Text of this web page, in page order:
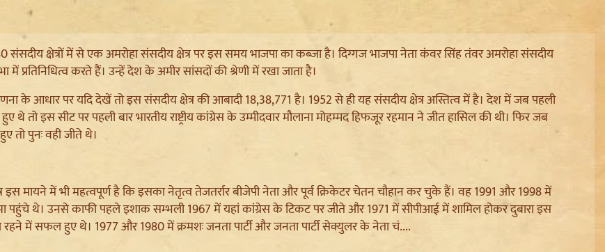
संसदीय क्षेत्रों में से एक अमरोहा संसदीय क्षेत्र पर इस समय भाजपा का कब्जा है। दिग्गज भाजपा नेता कंवर सिंह तंवर अमरोहा संसदीय
में प्रतिनिधित्व करते हैं। उन्हें देश के अमीर सांसदों की श्रेणी में रखा जाता है।
के आधार पर यदि देखें तो इस संसदीय क्षेत्र की आबादी 18,38,771 है। 1952 से ही यह संसदीय क्षेत्र अस्तित्व में है। देश में जब पहली
थे तो इस सीट पर पहली बार भारतीय राष्ट्रीय कांग्रेस के उम्मीदवार मौलाना मोहम्मद हिफजूर रहमान ने जीत हासिल की थी। फिर जब
तो पुनः वही जीते थे।
इस मायने में भी महत्वपूर्ण है कि इसका नेतृत्व तेजतर्रार बीजेपी नेता और पूर्व क्रिकेटर चेतन चौहान कर चुके हैं। वह 1991 और 1998 में
पहुंचे थे। उनसे काफी पहले इशाक सम्भली 1967 में यहां कांग्रेस के टिकट पर जीते और 1971 में सीपीआई में शामिल होकर दुबारा इस
में सफल हुए थे। 1977 और 1980 में क्रमशः जनता पार्टी और जनता पार्टी सेक्युलर के नेता चं....